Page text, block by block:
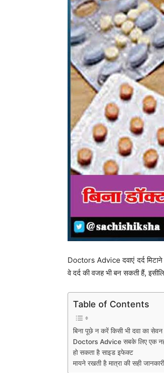
Doctors Advice दवाएं दर्द मिटाने
वे दर्द की वजह भी बन सकती हैं,
Table of Contents
बिना पूछे न करें किसी भी दवा का सेवन
Doctors Advice सबके लिए एक नहीं
हो सकता है साइड इफेक्ट
मायने रखती है मात्रा की सही जानकारी